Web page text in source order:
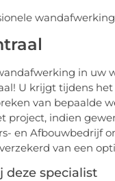
in uw
U krijgt tijdens
van bepaalde
project, indien
en Afbouwbedrijf
van een
deze specialist